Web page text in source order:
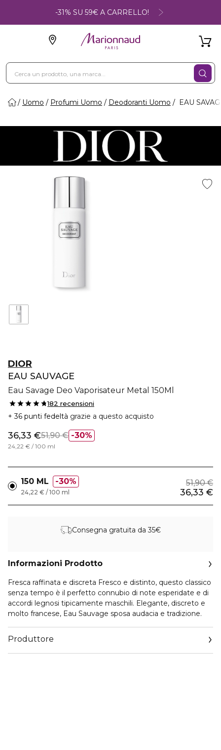
-31% SU 59€ A CARRELLO!
Uomo Profumi Uomo Deodoranti Uomo EAU
DIOR
EAU SAUVAGE
Eau Savage Deo Vaporisateur Metal 150Ml
182 recensioni
36 punti fedeltà grazie a questo acquisto
30%
36,33 €51,90 €
24,22 € / 100 ml
150 ML 30% 51,90 €
36,33 €
24,22 € / 100 ml
Consegna gratuita da 35€
Informazioni Prodotto
Fresca raffinata e discreta Fresco e distinto, questo classico
senza tempo è il perfetto connubio di note esperidate e di
accordi legnosi tipicamente maschili. Elegante, discreto e
molto francese, Eau Sauvage sposa audacia e tradizione.
Produttore